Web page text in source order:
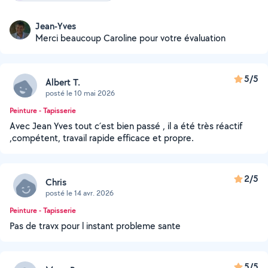
Jean-Yves
Merci beaucoup Caroline pour votre évaluation
Albert T.
posté le 10 mai 2026
5/5
Peinture - Tapisserie
Avec Jean Yves tout c´est bien passé , il a été très réactif
,compétent, travail rapide efficace et propre.
Chris
posté le 14 avr. 2026
2/5
Peinture - Tapisserie
Pas de travx pour l instant probleme sante